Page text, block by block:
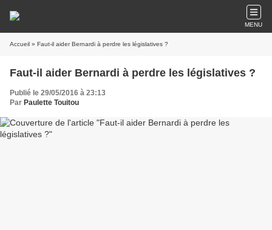
MENU
Accueil » Faut-il aider Bernardi à perdre les législatives ?
Faut-il aider Bernardi à perdre les législatives ?
Publié le 29/05/2016 à 23:13
Par Paulette Touitou